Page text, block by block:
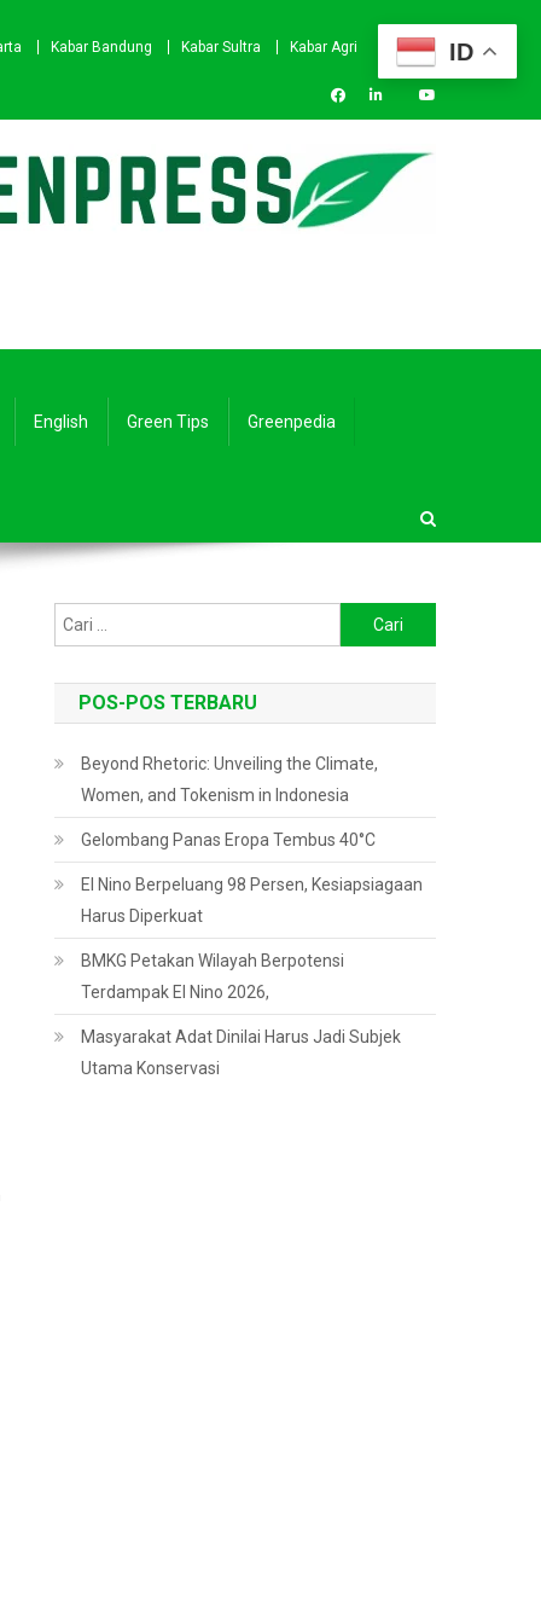
Kabar Bandung Kabar Sultra Kabar Agri
English Green Tips Greenpedia
untuk:
POS-POS TERBARU
Beyond Rhetoric: Unveiling the Climate,
Women, and Tokenism in Indonesia
Gelombang Panas Eropa Tembus 40°C
El Nino Berpeluang 98 Persen, Kesiapsiagaan
Harus Diperkuat
BMKG Petakan Wilayah Berpotensi
Terdampak El Nino 2026,
Masyarakat Adat Dinilai Harus Jadi Subjek
Utama Konservasi
ID